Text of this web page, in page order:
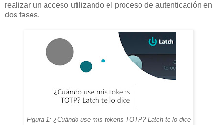
realizar un acceso utilizando el proceso de autenticación en
dos fases.
Figura 1: ¿Cuándo use mis tokens TOTP? Latch te lo dice